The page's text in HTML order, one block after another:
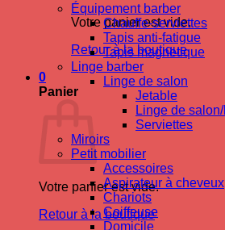
Votre panier est vide.
Retour à la boutique
0
Panier
Votre panier est vide.
Retour à la boutique
Équipement barber
Chauffe-serviettes
Tapis anti-fatigue
Tapis magnetique
Linge barber
Linge de salon
Jetable
Linge de
Serviettes
Miroirs
Petit mobilier
Accessoires
Aspirateur à cheveux
Chariots
Coiffeuse
Domicile